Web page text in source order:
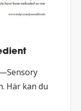
Här kan du